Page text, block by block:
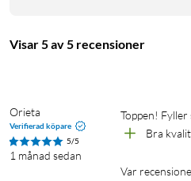
Visar 5 av 5 recensioner
Orieta
Verifierad köpare
5/5
1 månad sedan
Toppen!
Bra
Var